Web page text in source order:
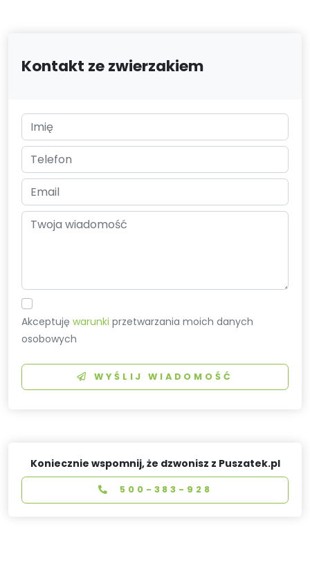
Kontakt ze zwierzakiem
Akceptujęwarunki przetwarzania moich danych
osobowych
WYŚLIJ WIADOMOŚĆ
Koniecznie wspomnij, że dzwonisz z Puszatek.pl
500-383-928